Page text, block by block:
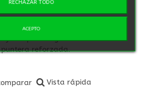
RECHAZAR TODO
ACEPTO
y compresión gradual de la
puntera reforzada.
Vista rápida